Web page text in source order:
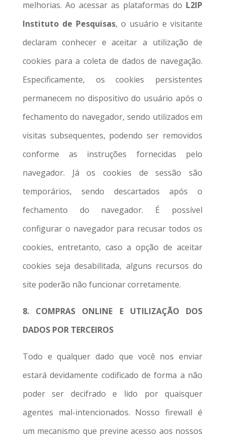
melhorias. Ao acessar as plataformas do L2IP
Instituto de Pesquisas, o usuário e visitante
declaram conhecer e aceitar a utilização de
cookies para a coleta de dados de navegação.
Especificamente, os cookies persistentes
permanecem no dispositivo do usuário após o
fechamento do navegador, sendo utilizados em
visitas subsequentes, podendo ser removidos
conforme as instruções fornecidas pelo
navegador. Já os cookies de sessão são
temporários, sendo descartados após o
fechamento do navegador. É possível
configurar o navegador para recusar todos os
cookies, entretanto, caso a opção de aceitar
cookies seja desabilitada, alguns recursos do
site poderão não funcionar corretamente.
8. COMPRAS ONLINE E UTILIZAÇÃO DOS
DADOS POR TERCEIROS
Todo e qualquer dado que você nos enviar
estará devidamente codificado de forma a não
poder ser decifrado e lido por quaisquer
agentes mal-intencionados. Nosso firewall é
um mecanismo que previne acesso aos nossos